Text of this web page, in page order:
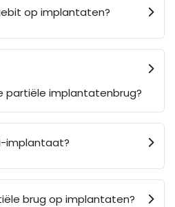
op implantaten?
partiële implantatenbrug?
implantaat?
brug op implantaten?